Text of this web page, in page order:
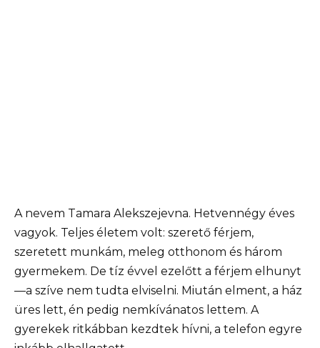
A nevem Tamara Alekszejevna. Hetvennégy éves
vagyok. Teljes életem volt: szerető férjem,
szeretett munkám, meleg otthonom és három
gyermekem. De tíz évvel ezelőtt a férjem elhunyt
—a szíve nem tudta elviselni. Miután elment, a ház
üres lett, én pedig nemkívánatos lettem. A
gyerekek ritkábban kezdtek hívni, a telefon egyre